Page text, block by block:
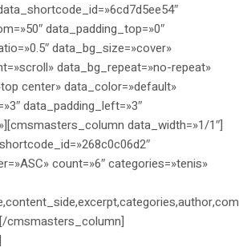
data_padding_top=»0″
data_bg_size=»cover»
data_bg_repeat=»no-repeat»
center» data_color=»default»
data_padding_left=»3″
data_width=»1/1″]
count=»6″ categories=»tenis»
cmsmasters_column]